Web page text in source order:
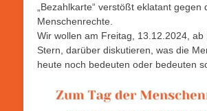
„Bezahlkarte“ verstößt eklatant gegen
Menschenrechte.
Wir wollen am Freitag, 13.12.2024, ab
Stern, darüber diskutieren, was die
heute noch bedeuten oder bedeuten